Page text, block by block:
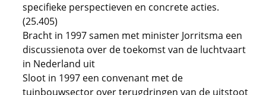
specifieke perspectieven en concrete acties.
(25.405)
Bracht in 1997 samen met minister Jorritsma een
discussienota over de toekomst van de luchtvaart
in Nederland uit
Sloot in 1997 een convenant met de
tuinbouwsector over terugdringen van de uitstoot